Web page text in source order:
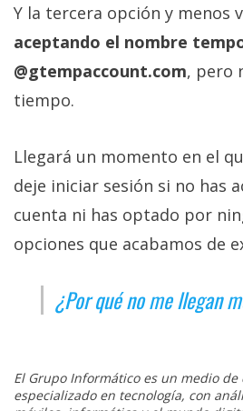
Y la tercera opción y menos
aceptando el nombre
@gtempaccount.com, pero
tiempo.
Llegará un momento en el
deje iniciar sesión si no has
cuenta ni has optado por
opciones que acabamos de
¿Por qué no me llegan
El Grupo Informático es un medio
especializado en tecnología, con